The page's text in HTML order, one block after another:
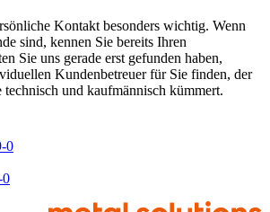
Kontakt besonders wichtig. Wenn
sind, kennen Sie bereits Ihren
Sie uns gerade erst gefunden haben,
Kundenbetreuer für Sie finden, der
und kaufmännisch kümmert.
0
0